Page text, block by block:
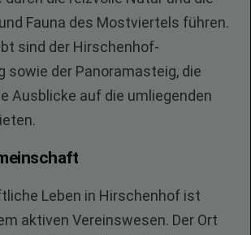
Fauna des Mostviertels führen.
sind der Hirschenhof-
sowie der Panoramasteig, die
Ausblicke auf die umliegenden
Leben in Hirschenhof ist
aktiven Vereinswesen. Der Ort